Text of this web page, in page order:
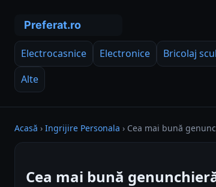
Electrocasnice Electronice Bricolaj
Alte
Acasă › Ingrijire Personala › Cea mai bună
Cea mai bună